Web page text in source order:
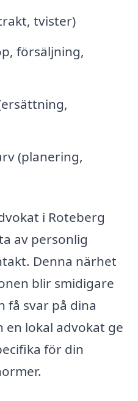
tvister)
försäljning,
(planering,
i Roteberg
av personlig
Denna närhet
blir smidigare
få svar på dina
en lokal advokat ge
för din